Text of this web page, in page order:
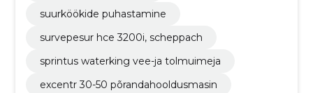
suurköökide puhastamine
survepesur hce 3200i, scheppach
sprintus waterking vee-ja tolmuimeja
excentr 30-50 põrandahooldusmasin